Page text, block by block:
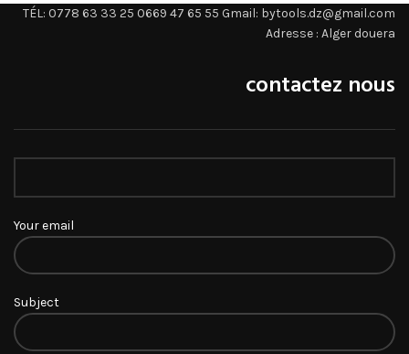
TÉL: 0778 63 33 25 0669 47 65 55 Gmail: bytools.dz@gmail.com
Adresse : Alger douera
contactez nous
Your email
Subject